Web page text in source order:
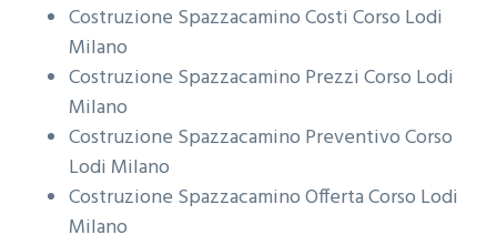
Costruzione Spazzacamino Costi Corso Lodi
Milano
Costruzione Spazzacamino Prezzi Corso Lodi
Milano
Costruzione Spazzacamino Preventivo Corso
Lodi Milano
Costruzione Spazzacamino Offerta Corso Lodi
Milano